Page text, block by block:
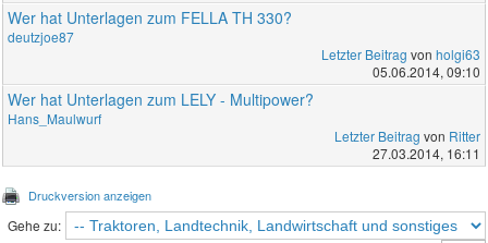
Wer hat Unterlagen zum FELLA TH 330?
deutzjoe87
Letzter Beitrag von holgi63
05.06.2014, 09:10
Wer hat Unterlagen zum LELY - Multipower?
Hans_Maulwurf
Letzter Beitrag von Ritter
27.03.2014, 16:11
Druckversion anzeigen
Gehe zu: